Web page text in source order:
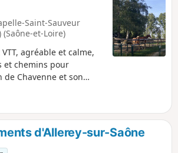
Saint-Sauveur
(Saône-et-Loire)
agréable et calme,
et chemins pour
Chavenne et son
d'Allerey-sur-Saône